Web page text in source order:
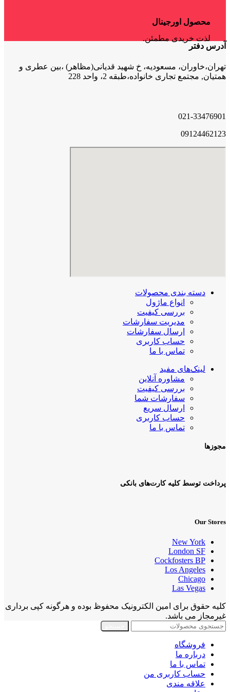
محصول اورجینال
لذت خریدی مطمئن.
آدرس دفتر
تهران،خاوران، مسعودیه، خ شهید قدیانی(مظاهر) ،بین عطری و
همتیان, مجتمع تجاری خانواده،طبقه 2، واحد 228
021-33476901
09124462123
دسته بندی محصولات
انواع ماژول
بررسی کیفیت
مدیریت سفارشات
ارسال سفارشات
حساب کاربری
تماس با ما
لینک‌های مفید
مشاوره آنلاین
بررسی کیفیت
سفارشات شما
ارسال سریع
حساب کاربری
تماس با ما
مجوزها
پرداخت توسط کلیه کارت‌های بانکی
Our Stores
New York
London SF
Cockfosters BP
Los Angeles
Chicago
Las Vegas
کلیه حقوق برای امین الکترونیک محفوظ بوده و هرگونه کپی برداری
غیرمجاز می باشد.
فروشگاه
درباره ما
تماس با ما
حساب کاربری من
علاقه مندی